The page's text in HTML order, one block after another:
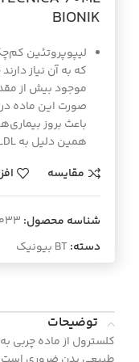
BIONIK
که به آن نیاز
موجود بیش از
صورت این ماده
باعث بروز
همین دلیل به LDL کسترول بد گفته می‌شود.
مقایسه
شناسه محصول:
دسته:BT بیونیک
توضیحات
کلسترول از ماده چربی